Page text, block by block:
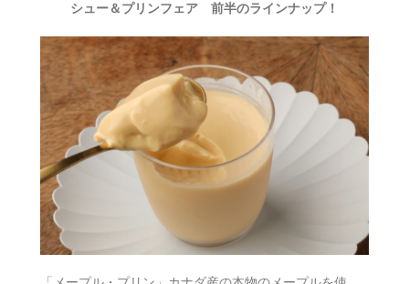
シュー＆プリンフェア 前半のラインナップ！